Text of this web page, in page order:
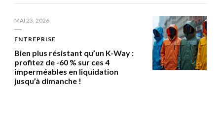
MAI 23, 2026
ENTREPRISE
Bien plus résistant qu’un K-Way :
profitez de -60 % sur ces 4
imperméables en liquidation
jusqu’à dimanche !